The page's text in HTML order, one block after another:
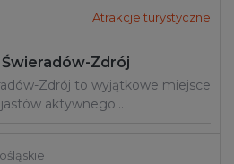
Atrakcje turystyczne
Świeradów-Zdrój
Zdrój to wyjątkowe miejsce
aktywnego…